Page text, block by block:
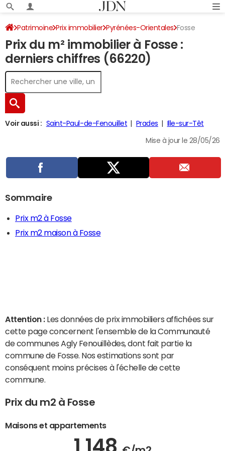
Patrimoine Prix immobilier Pyrénées-Orientales Fosse
Prix du m² immobilier à Fosse :
derniers chiffres (66220)
Voir aussi : Saint-Paul-de-Fenouillet Prades Ille-sur-Têt
Mise à jour le 28/05/26
Sommaire
Prix m2 à Fosse
Prix m2 maison à Fosse
Attention : Les données de prix immobiliers affichées sur
cette page concernent l'ensemble de la Communauté
de communes Agly Fenouillèdes, dont fait partie la
commune de Fosse. Nos estimations sont par
conséquent moins précises à l'échelle de cette
commune.
Prix du m2 à Fosse
Maisons et appartements
1 148